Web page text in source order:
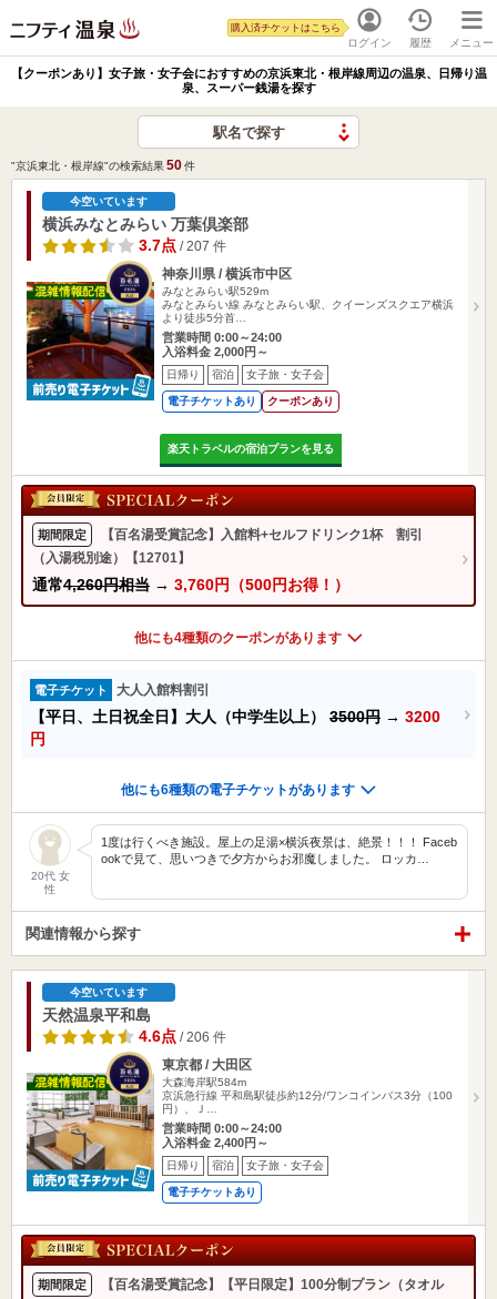
ログイン
購入済チケットはこちら
履歴 メニュー
【クーポンあり】女子旅・女子会におすすめの京浜東北・根岸線周辺の温泉、日帰り温
泉、スーパー銭湯を探す
駅名で探す
"京浜東北・根岸線"の検索結果50件
今空いています
横浜みなとみらい 万葉倶楽部
3.7点 / 207 件
神奈川県 / 横浜市中区
みなとみらい駅529m
みなとみらい線 みなとみらい駅、クイーンズスクエア横浜
より徒歩5分首…
営業時間 0:00～24:00
入浴料金 2,000円～
日帰り 宿泊 女子旅・女子会
電子チケットあり クーポンあり
楽天トラベルの宿泊プランを見る
期間限定
【百名湯受賞記念】入館料+セルフドリンク1杯 割引
（入湯税別途）【12701】
通常4,260円相当 → 3,760円（500円お得！）
他にも4種類のクーポンがあります
電子チケット 大人入館料割引
【平日、土日祝全日】大人（中学生以上） 3500円 → 3200
円
他にも6種類の電子チケットがあります
20代 女
性
1度は行くべき施設。屋上の足湯×横浜夜景は、絶景！！！ Faceb
ookで見て、思いつきで夕方からお邪魔しました。 ロッカ…
関連情報から探す
今空いています
天然温泉平和島
4.6点 / 206 件
東京都 / 大田区
大森海岸駅584m
京浜急行線 平和島駅徒歩約12分/ワンコインバス3分（100
円）、Ｊ…
営業時間 0:00～24:00
入浴料金 2,400円～
日帰り 宿泊 女子旅・女子会
電子チケットあり
期間限定
【百名湯受賞記念】【平日限定】100分制プラン（タオル